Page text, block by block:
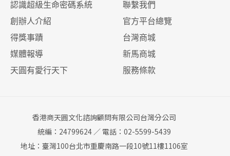
認識超級生命密碼系統
創辦人介紹
得獎事蹟
媒體報導
天圓有愛行天下
聯繫我們
官方平台總覽
台灣商城
新馬商城
服務條款
香港商天圓文化諮詢顧問有限公司台灣分公司
統編：24799624 ／ 電話：02-5599-5439
地址：臺灣100台北市重慶南路一段10號11樓1106室